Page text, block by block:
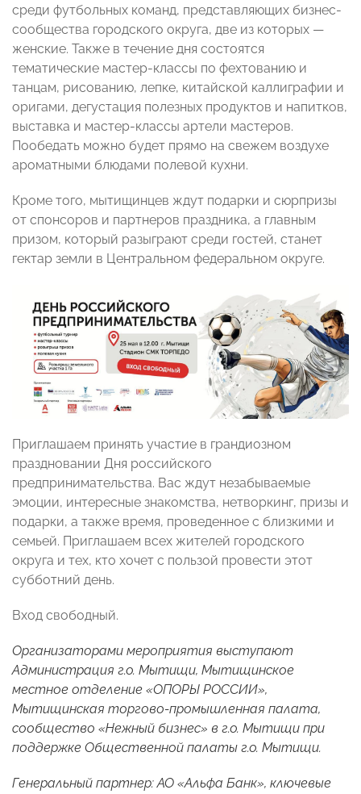
среди футбольных команд, представляющих бизнес-
сообщества городского округа, две из которых —
женские. Также в течение дня состоятся
тематические мастер-классы по фехтованию и
танцам, рисованию, лепке, китайской каллиграфии и
оригами, дегустация полезных продуктов и напитков,
выставка и мастер-классы артели мастеров.
Пообедать можно будет прямо на свежем воздухе
ароматными блюдами полевой кухни.
Кроме того, мытищинцев ждут подарки и сюрпризы
от спонсоров и партнеров праздника, а главным
призом, который разыграют среди гостей, станет
гектар земли в Центральном федеральном округе.
Приглашаем принять участие в грандиозном
праздновании Дня российского
предпринимательства. Вас ждут незабываемые
эмоции, интересные знакомства, нетворкинг, призы и
подарки, а также время, проведенное с близкими и
семьей. Приглашаем всех жителей городского
округа и тех, кто хочет с пользой провести этот
субботний день.
Вход свободный.
Организаторами мероприятия выступают
Администрация г.о. Мытищи, Мытищинское
местное отделение «ОПОРЫ РОССИИ»,
Мытищинская торгово-промышленная палата,
сообщество «Нежный бизнес» в г.о. Мытищи при
поддержке Общественной палаты г.о. Мытищи.
Генеральный партнер: АО «Альфа Банк», ключевые